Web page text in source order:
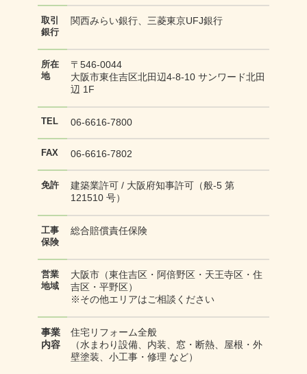
取引
銀行
関西みらい銀行、三菱東京UFJ銀行
所在
地
〒546-0044
大阪市東住吉区北田辺4-8-10 サンワード北田
辺 1F
TEL 06-6616-7800
FAX 06-6616-7802
免許
建築業許可 / 大阪府知事許可（般-5 第
121510 号）
工事
保険
総合賠償責任保険
営業
地域
大阪市（東住吉区・阿倍野区・天王寺区・住
吉区・平野区）
※その他エリアはご相談ください
事業
内容
住宅リフォーム全般
（水まわり設備、内装、窓・断熱、屋根・外
壁塗装、小工事・修理 など）